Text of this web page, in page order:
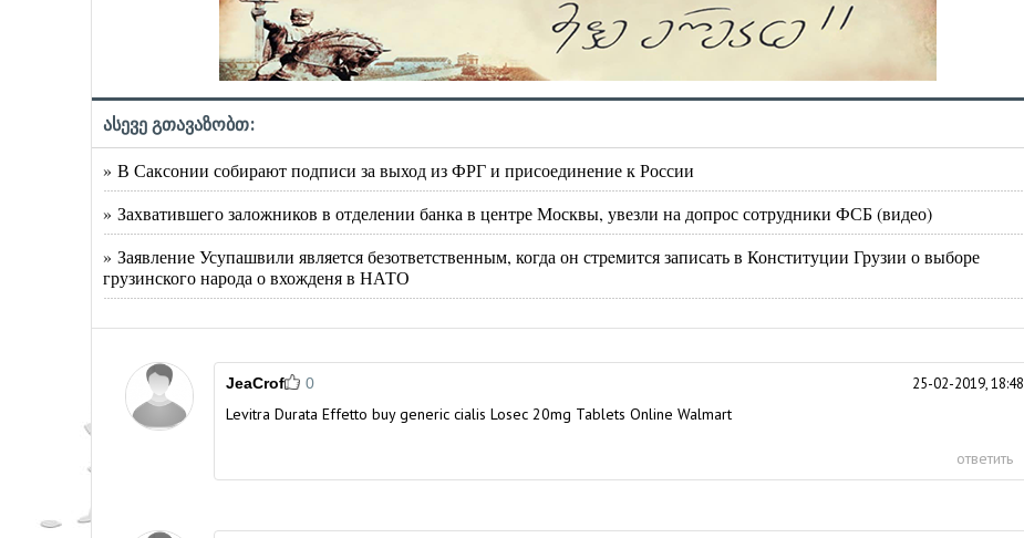
ასევე გთავაზობთ:
» В Саксонии собирают подписи за выход из ФРГ и присоединение к России
» Захватившего заложников в отделении банка в центре Москвы, увезли на допрос сотрудники ФСБ (видео)
» Заявление Усупашвили является безответственным, когда он стрeмится записать в Конституции Грузии о выборе
грузинского народа о вхожденя в НАТО
JeaCrof 25-02-2019, 18:48
0
Levitra Durata Effetto buy generic cialis Losec 20mg Tablets Online Walmart
ответить